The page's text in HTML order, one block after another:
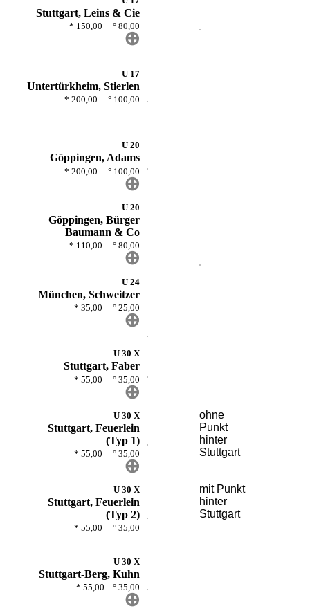
Stuttgart, Leins & Cie
* 150,00 ° 80,00
⊕
U 17
Untertürkheim, Stierlen
* 200,00 ° 100,00
U 20
Göppingen, Adams
* 200,00 ° 100,00
⊕
U 20
Göppingen, Bürger
Baumann & Co
* 110,00 ° 80,00
⊕
U 24
München, Schweitzer
* 35,00 ° 25,00
⊕
U 30 X
Stuttgart, Faber
* 55,00 ° 35,00
⊕
U 30 X
Stuttgart, Feuerlein
(Typ 1)
* 55,00 ° 35,00
⊕
ohne
Punkt
hinter
Stuttgart
U 30 X
Stuttgart, Feuerlein
(Typ 2)
* 55,00 ° 35,00
mit Punkt
hinter
Stuttgart
U 30 X
Stuttgart-Berg, Kuhn
* 55,00 ° 35,00
⊕